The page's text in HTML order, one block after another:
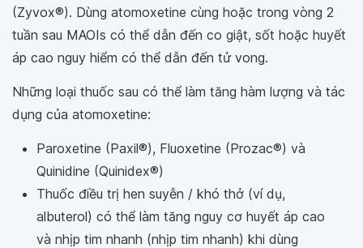
(Zyvox®). Dùng atomoxetine cùng hoặc trong vòng 2
tuần sau MAOIs có thể dẫn đến co giật, sốt hoặc huyết
áp cao nguy hiểm có thể dẫn đến tử vong.
Những loại thuốc sau có thể làm tăng hàm lượng và tác
dụng của atomoxetine:
Paroxetine (Paxil®), Fluoxetine (Prozac®) và
Quinidine (Quinidex®)
Thuốc điều trị hen suyễn / khó thở (ví dụ,
albuterol) có thể làm tăng nguy cơ huyết áp cao
và nhịp tim nhanh (nhịp tim nhanh) khi dùng